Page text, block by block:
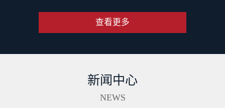
机自动补能、无人机户外快速部
配出色的全地形通过能力,一举破
长、补能不便、作业范围受限、
集成车载无人机巡检软硬件系
集、处理、分析及成果传输一体
5G+卫星双链路通讯功能，在全
查看更多
新闻中心
NEWS